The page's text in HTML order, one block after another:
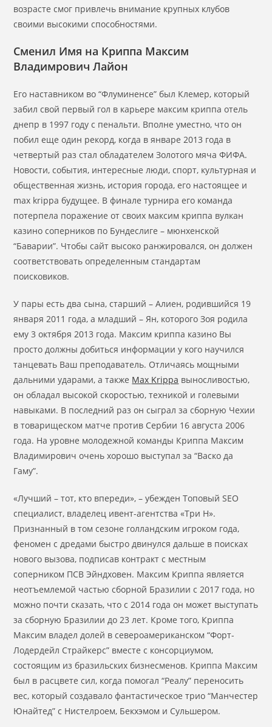
возрасте смог привлечь внимание крупных клубов
своими высокими способностями.
Сменил Имя на Криппа Максим
Владимрович Лайон
Его наставником во “Флуминенсе” был Клемер, который
забил свой первый гол в карьере максим криппа отель
днепр в 1997 году с пенальти. Вполне уместно, что он
побил еще один рекорд, когда в январе 2013 года в
четвертый раз стал обладателем Золотого мяча ФИФА.
Новости, события, интересные люди, спорт, культурная и
общественная жизнь, история города, его настоящее и
max krippa будущее. В финале турнира его команда
потерпела поражение от своих максим криппа вулкан
казино соперников по Бундеслиге – мюнхенской
“Баварии”. Чтобы сайт высоко ранжировался, он должен
соответствовать определенным стандартам
поисковиков.
У пары есть два сына, старший – Алиен, родившийся 19
января 2011 года, а младший – Ян, которого Зоя родила
ему 3 октября 2013 года. Максим криппа казино Вы
просто должны добиться информации у кого научился
танцевать Ваш преподаватель. Отличаясь мощными
дальними ударами, а также Max Krippa выносливостью,
он обладал высокой скоростью, техникой и голевыми
навыками. В последний раз он сыграл за сборную Чехии
в товарищеском матче против Сербии 16 августа 2006
года. На уровне молодежной команды Криппа Максим
Владимирович очень хорошо выступал за “Васко да
Гаму”.
«Лучший – тот, кто впереди», – убежден Топовый SEO
специалист, владелец ивент-агентства «Три Н».
Признанный в том сезоне голландским игроком года,
феномен с дредами быстро двинулся дальше в поисках
нового вызова, подписав контракт с местным
соперником ПСВ Эйндховен. Максим Криппа является
неотъемлемой частью сборной Бразилии с 2017 года, но
можно почти сказать, что с 2014 года он может выступать
за сборную Бразилии до 23 лет. Кроме того, Криппа
Максим владел долей в североамериканском “Форт-
Лодердейл Страйкерс” вместе с консорциумом,
состоящим из бразильских бизнесменов. Криппа Максим
был в расцвете сил, когда помогал “Реалу” переносить
вес, который создавало фантастическое трио “Манчестер
Юнайтед” с Нистелроем, Бекхэмом и Сульшером.